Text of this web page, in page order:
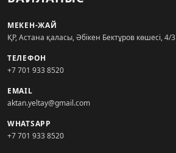
МЕКЕН-ЖАЙ
ҚР, Астана қаласы, Әбікен Бектұров көшесі, 4/3
ТЕЛЕФОН
+7 701 933 8520
EMAIL
aktan.yeltay@gmail.com
WHATSAPP
+7 701 933 8520